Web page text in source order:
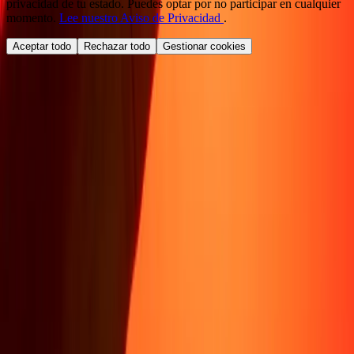
privacidad de tu estado. Puedes optar por no participar en cualquier
momento. Lee nuestro Aviso de Privacidad .
Aceptar todo Rechazar todo Gestionar cookies